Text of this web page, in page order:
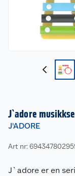
J`adore
J'ADORE
Art nr:
J`adore er en